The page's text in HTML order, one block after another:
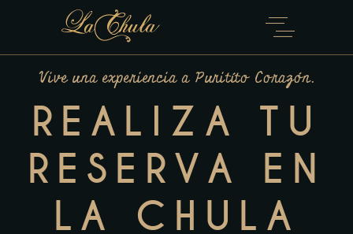
Vive una experiencia a Puritíto Corazón.
REALIZA TU
RESERVA EN
LA CHULA